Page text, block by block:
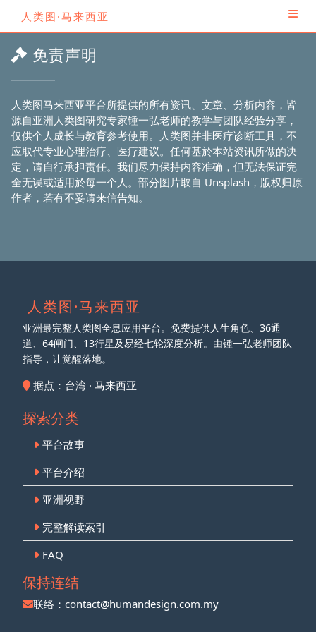
人类图·马来西亚
免责声明
人类图马来西亚平台所提供的所有资讯、文章、分析内容，皆
源自亚洲人类图研究专家锺一弘老师的教学与团队经验分享，
仅供个人成长与教育参考使用。人类图并非医疗诊断工具，不
应取代专业心理治疗、医疗建议。任何基於本站资讯所做的决
定，请自行承担责任。我们尽力保持内容准确，但无法保证完
全无误或适用於每一个人。部分图片取自 Unsplash，版权归原
作者，若有不妥请来信告知。
人类图·马来西亚
亚洲最完整人类图全息应用平台。免费提供人生角色、36通
道、64闸门、13行星及易经七轮深度分析。由锺一弘老师团队
指导，让觉醒落地。
据点：台湾 · 马来西亚
探索分类
平台故事
平台介绍
亚洲视野
完整解读索引
FAQ
保持连结
联络： contact@humandesign.com.my